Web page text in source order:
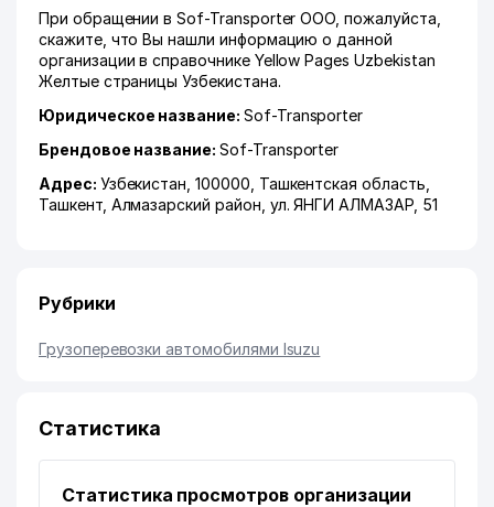
При обращении в Sof-Transporter ООО, пожалуйста,
скажите, что Вы нашли информацию о данной
организации в справочнике Yellow Pages Uzbekistan
Желтые страницы Узбекистана.
Юридическое название: Sof-Transporter
Брендовое название: Sof-Transporter
Адрес: Узбекистан, 100000, Ташкентская область
Ташкент, Алмазарский район ул. ЯНГИ АЛМАЗАР, 51
Рубрики
Грузоперевозки автомобилями Isuzu
Статистика
Статистика просмотров организации